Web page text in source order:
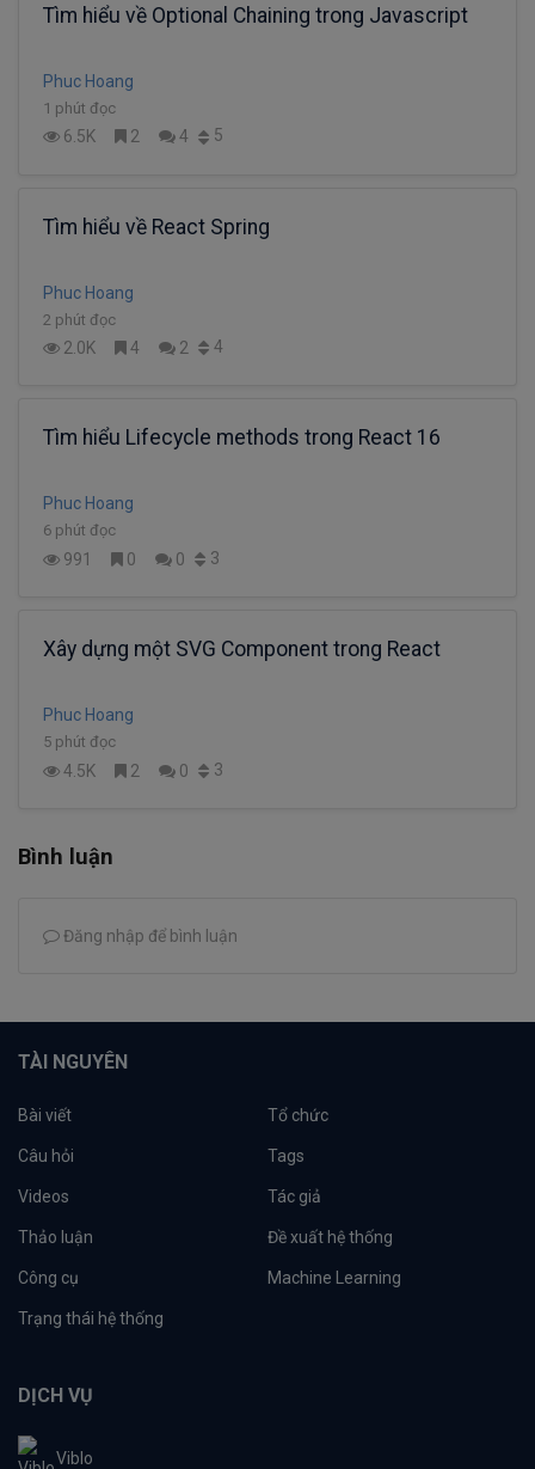
Tìm hiểu về Optional Chaining trong Javascript
Phuc Hoang
1 phút đọc
6.5K 2 4 5
Tìm hiểu về React Spring
Phuc Hoang
2 phút đọc
2.0K 4 2 4
Tìm hiểu Lifecycle methods trong React 16
Phuc Hoang
6 phút đọc
991 0 0 3
Xây dựng một SVG Component trong React
Phuc Hoang
5 phút đọc
4.5K 2 0 3
Bình luận
Đăng nhập để bình luận
TÀI NGUYÊN
Bài viết Tổ chức
Câu hỏi Tags
Videos Tác giả
Thảo luận Đề xuất hệ thống
Công cụ Machine Learning
Trạng thái hệ thống
DỊCH VỤ
Viblo